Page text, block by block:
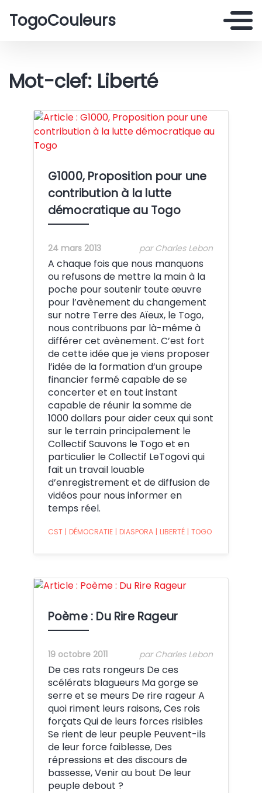
TogoCouleurs
Mot-clef: Liberté
G1000, Proposition pour une
contribution à la lutte
démocratique au Togo
24 mars 2013 par Charles Lebon
A chaque fois que nous manquons
ou refusons de mettre la main à la
poche pour soutenir toute œuvre
pour l’avènement du changement
sur notre Terre des Aïeux, le Togo,
nous contribuons par là-même à
différer cet avènement. C’est fort
de cette idée que je viens proposer
l’idée de la formation d’un groupe
financier fermé capable de se
concerter et en tout instant
capable de réunir la somme de
1000 dollars pour aider ceux qui sont
sur le terrain principalement le
Collectif Sauvons le Togo et en
particulier le Collectif LeTogovi qui
fait un travail louable
d’enregistrement et de diffusion de
vidéos pour nous informer en
temps réel.
CST | DÉMOCRATIE | DIASPORA | LIBERTÉ | TOGO
Crédit:
Poème : Du Rire Rageur
19 octobre 2011 par Charles Lebon
De ces rats rongeurs De ces
scélérats blagueurs Ma gorge se
serre et se meurs De rire rageur A
quoi riment leurs raisons, Ces rois
forçats Qui de leurs forces risibles
Se rient de leur peuple Peuvent-ils
de leur force faiblesse, Des
répressions et des discours de
bassesse, Venir au bout De leur
peuple debout ?